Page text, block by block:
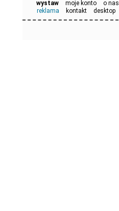
wystaw moje konto o nas
reklama
kontakt desktop